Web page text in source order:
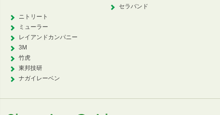
セラバンド
ニトリート
ミューラー
レイアンドカンパニー
3M
竹虎
東邦技研
ナガイレーベン